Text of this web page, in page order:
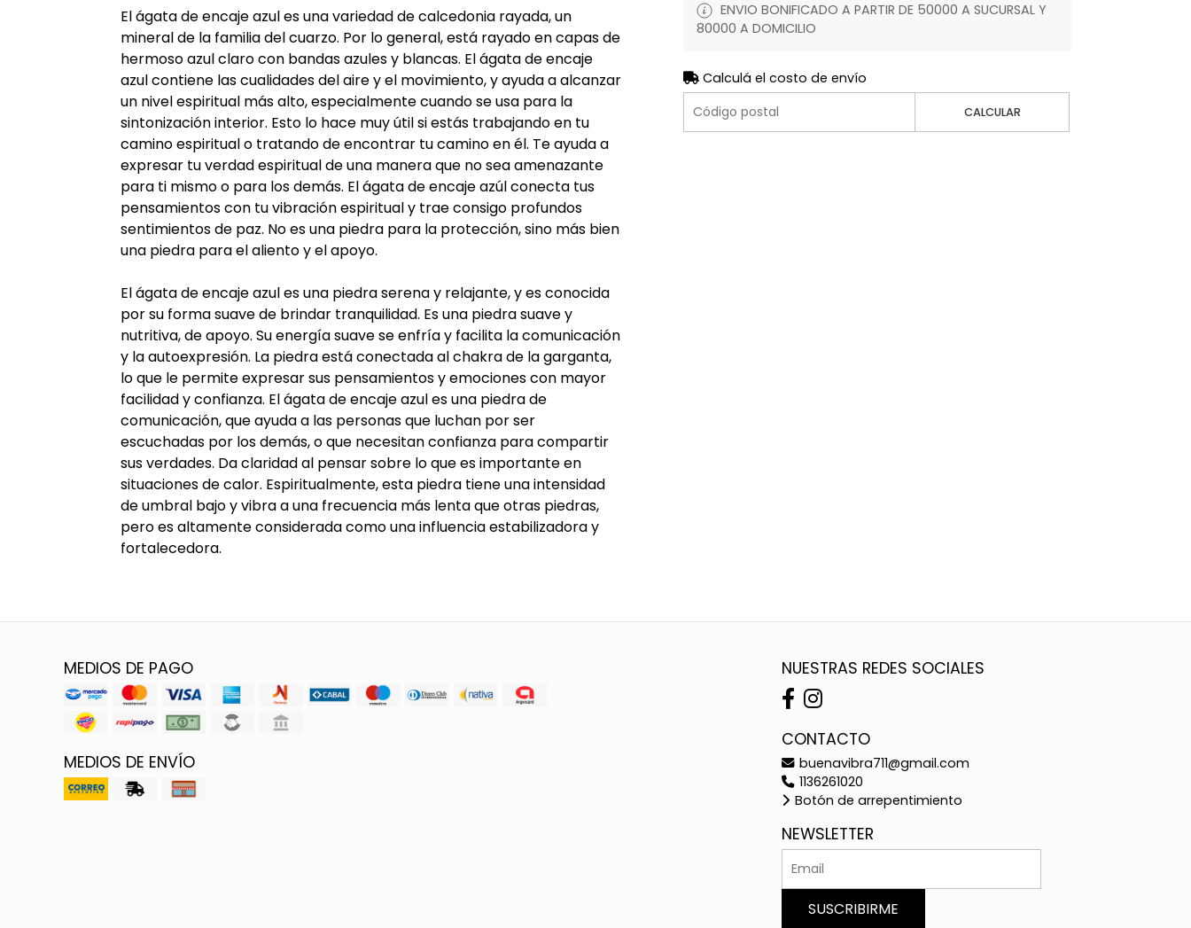
El ágata de encaje azul es una variedad de calcedonia rayada, un
mineral de la familia del cuarzo. Por lo general, está rayado en capas de
hermoso azul claro con bandas azules y blancas. El ágata de encaje
azul contiene las cualidades del aire y el movimiento, y ayuda a alcanzar
un nivel espiritual más alto, especialmente cuando se usa para la
sintonización interior. Esto lo hace muy útil si estás trabajando en tu
camino espiritual o tratando de encontrar tu camino en él. Te ayuda a
expresar tu verdad espiritual de una manera que no sea amenazante
para ti mismo o para los demás. El ágata de encaje azúl conecta tus
pensamientos con tu vibración espiritual y trae consigo profundos
sentimientos de paz. No es una piedra para la protección, sino más bien
una piedra para el aliento y el apoyo.
El ágata de encaje azul es una piedra serena y relajante, y es conocida
por su forma suave de brindar tranquilidad. Es una piedra suave y
nutritiva, de apoyo. Su energía suave se enfría y facilita la comunicación
y la autoexpresión. La piedra está conectada al chakra de la garganta,
lo que le permite expresar sus pensamientos y emociones con mayor
facilidad y confianza. El ágata de encaje azul es una piedra de
comunicación, que ayuda a las personas que luchan por ser
escuchadas por los demás, o que necesitan confianza para compartir
sus verdades. Da claridad al pensar sobre lo que es importante en
situaciones de calor. Espiritualmente, esta piedra tiene una intensidad
de umbral bajo y vibra a una frecuencia más lenta que otras piedras,
pero es altamente considerada como una influencia estabilizadora y
fortalecedora.
ENVIO BONIFICADO A PARTIR DE 50000 A SUCURSAL Y
80000 A DOMICILIO
Calculá el costo de envío
CALCULAR
MEDIOS DE PAGO
MEDIOS DE ENVÍO
NUESTRAS REDES SOCIALES
CONTACTO
buenavibra711@gmail.com
1136261020
Botón de arrepentimiento
NEWSLETTER
SUSCRIBIRME